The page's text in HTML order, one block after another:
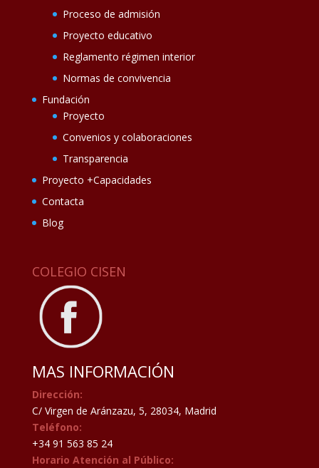
Proceso de admisión
Proyecto educativo
Reglamento régimen interior
Normas de convivencia
Fundación
Proyecto
Convenios y colaboraciones
Transparencia
Proyecto +Capacidades
Contacta
Blog
COLEGIO CISEN
MAS INFORMACIÓN
Dirección:
C/ Virgen de Aránzazu, 5, 28034, Madrid
Teléfono:
+34 91 563 85 24
Horario Atención al Público: